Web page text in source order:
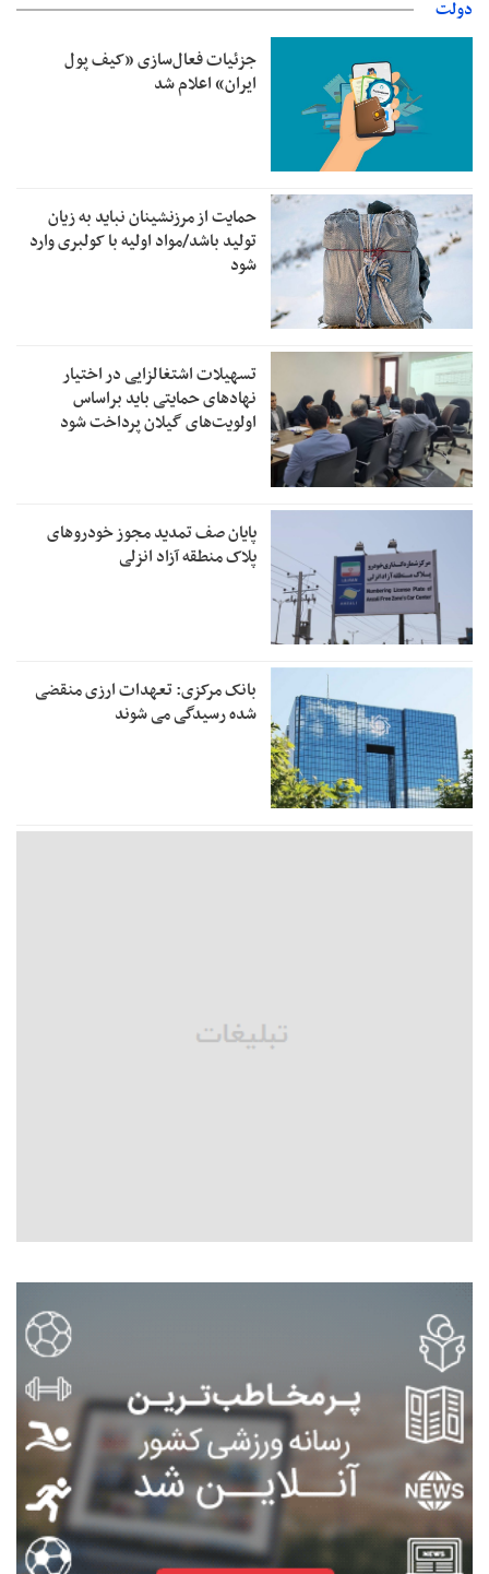
دولت
جزئیات فعال‌سازی «کیف پول
ایران» اعلام شد
حمایت از مرزنشینان نباید به زیان
تولید باشد/مواد اولیه با کولبری وارد
شود
تسهیلات اشتغالزایی در اختیار
نهادهای حمایتی باید براساس
اولویت‌های گیلان پرداخت شود
پایان صف تمدید مجوز خودروهای
پلاک منطقه آزاد انزلی
بانک مرکزی: تعهدات ارزی منقضی
شده رسیدگی می شوند